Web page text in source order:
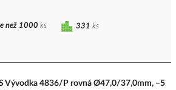
331 ks
než 1000 ks
Vývodka 4836/P rovná Ø47,0/37,0mm, –5